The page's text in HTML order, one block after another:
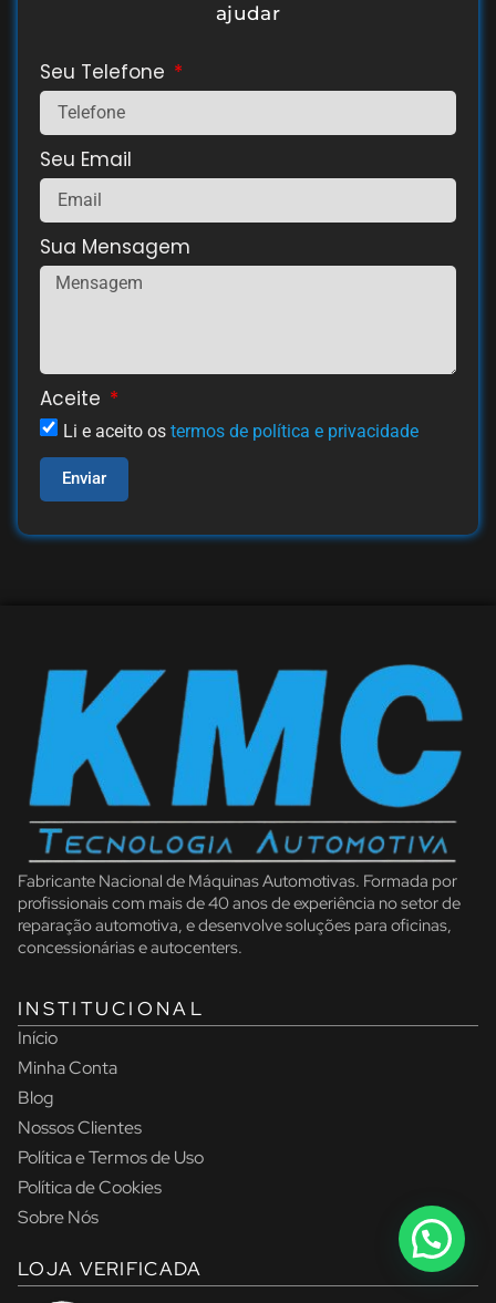
ajudar
Seu Telefone
Seu Email
Sua Mensagem
Aceite
Li e aceito os termos de política e privacidade
Enviar
Fabricante Nacional de Máquinas Automotivas. Formada por
profissionais com mais de 40 anos de experiência no setor de
reparação automotiva, e desenvolve soluções para oficinas,
concessionárias e autocenters.
INSTITUCIONAL
Início
Minha Conta
Blog
Nossos Clientes
Política e Termos de Uso
Política de Cookies
Sobre Nós
LOJA VERIFICADA